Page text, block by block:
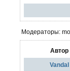
Модераторы:
Автор
Vandal